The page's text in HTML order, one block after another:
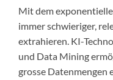
Mit dem
immer schwieriger,
extrahieren. KI-
und Data Mining
grosse Datenmengen